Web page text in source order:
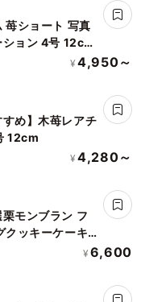
ョート 写真
ョン 4号 12cm
気です】【当日
¥ 4,950～
すめ】木苺レアチ
12cm
¥ 4,280～
栗モンブラン フ
クッキーケーキ
ケーキ 5号
¥ 6,600